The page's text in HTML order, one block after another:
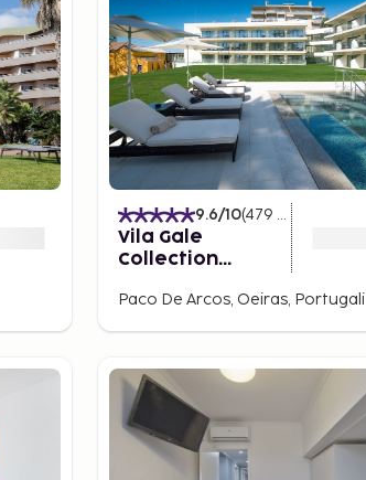
9.6/10(479 Arvostelut
Vila Gale
Collection
Hotel
Paco De Arcos, Oeiras, Portugali